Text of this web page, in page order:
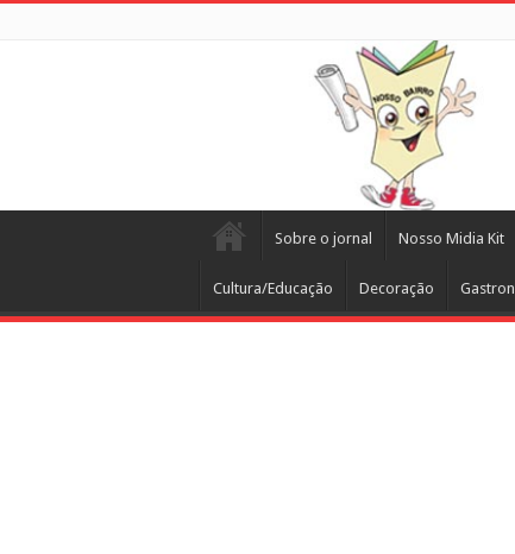
Sobre o jornal Nosso Midia Kit
Cultura/Educação Decoração